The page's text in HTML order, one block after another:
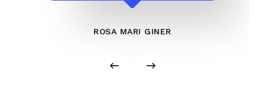
ROSA MARI GINER